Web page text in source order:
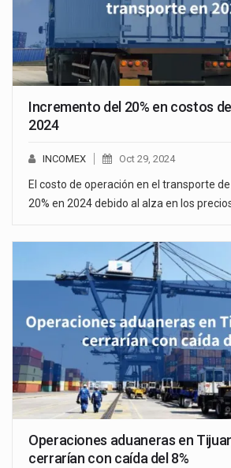
Incremento del 20% en costos
2024
INCOMEX Oct 29, 2024
El costo de operación en el transporte
20% en 2024 debido al alza en los
Operaciones aduaneras en
cerrarían con caída del 8%